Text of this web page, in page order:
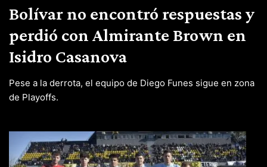
Bolívar no encontró respuestas y
perdió con Almirante Brown en
Isidro Casanova
Pese a la derrota, el equipo de Diego Funes sigue en zona
de Playoffs.